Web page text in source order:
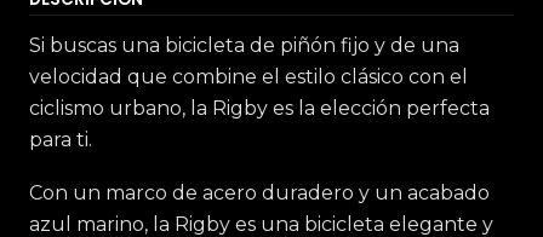
Si buscas una bicicleta de piñón fijo y de una
velocidad que combine el estilo clásico con el
ciclismo urbano, la Rigby es la elección perfecta
para ti.
Con un marco de acero duradero y un acabado
azul marino, la Rigby es una bicicleta elegante y